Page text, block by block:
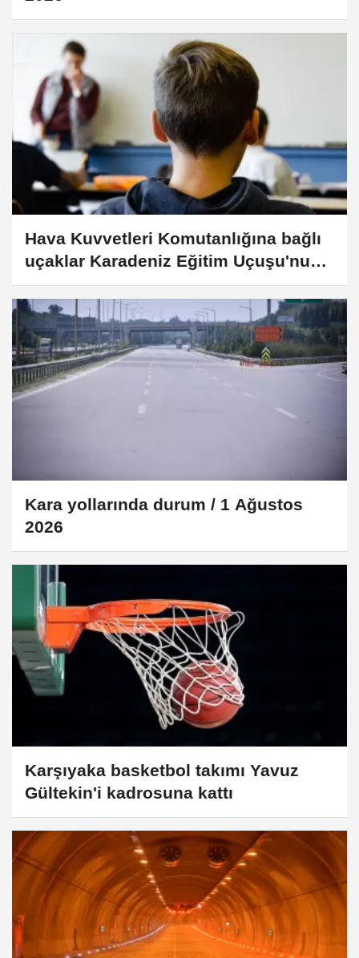
Hava Kuvvetleri Komutanlığına bağlı
uçaklar Karadeniz Eğitim Uçuşu'nu
gerçekleştirdi
Kara yollarında durum / 1 Ağustos
2026
Karşıyaka basketbol takımı Yavuz
Gültekin'i kadrosuna kattı